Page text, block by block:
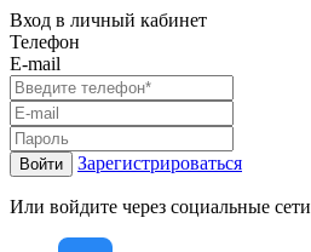
Вход в личный кабинет
Телефон
E-mail
Войти Зарегистрироваться
Или войдите через социальные сети